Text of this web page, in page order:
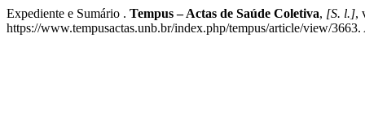
Expediente e Sumário . Tempus – Actas de Saúde Coletiva, [S. l.],
https://www.tempusactas.unb.br/index.php/tempus/article/view/3663.